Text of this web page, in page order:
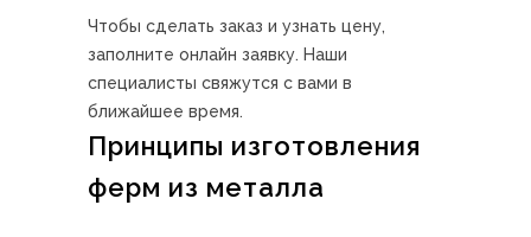
Чтобы сделать заказ и узнать цену,
заполните онлайн заявку. Наши
специалисты свяжутся с вами в
ближайшее время.
Принципы изготовления
ферм из металла